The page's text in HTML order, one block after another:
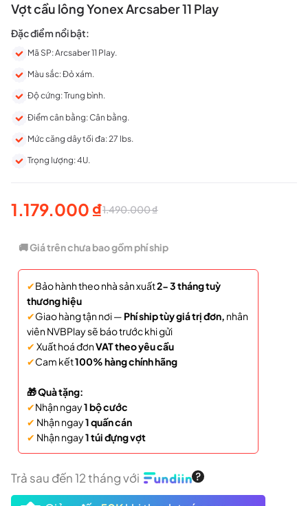
Vợt cầu lông Yonex Arcsaber 11 Play
Đặc điểm nổi bật:
Mã SP: Arcsaber 11 Play.
Màu sắc: Đỏ xám.
Độ cứng: Trung bình.
Điểm cân bằng: Cân bằng.
Mức căng dây tối đa: 27 lbs.
Trọng lượng: 4U.
1.490.000₫
Giá
gốc
là:
1.490.000 ₫.
1.179.000 ₫
Giá
hiện
tại
là:
1.179.000 ₫.
🚚 Giá trên chưa bao gồm phí ship
✔Bảo hành theo nhà sản xuất2- 3 tháng tuỳ
thương hiệu
✔Giao hàng tận nơi — Phí ship tùy giá trị đơn, nhân
viên NVBPlay sẽ báo trước khi gửi
✔ Xuất hoá đơnVAT theo yêu cầu
✔Cam kết100% hàng chính hãng
🎁 Quà tặng:
✔Nhận ngay1 bộ cước
✔ Nhận ngay1 quấn cán
✔ Nhận ngay1 túi đựng vợt
Trả sau đến 12 tháng với